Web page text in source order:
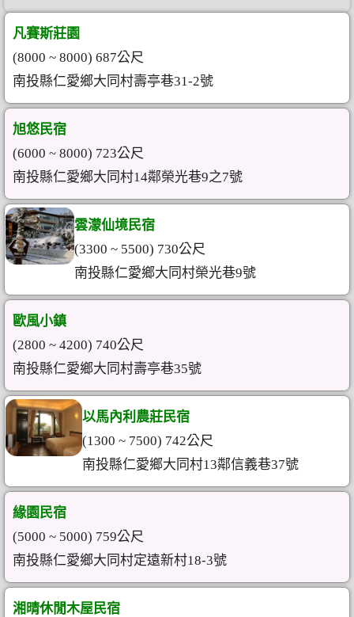
凡賽斯莊園
(8000 ~ 8000) 687公尺
南投縣仁愛鄉大同村壽亭巷31-2號
旭悠民宿
(6000 ~ 8000) 723公尺
南投縣仁愛鄉大同村14鄰榮光巷9之7號
雲濛仙境民宿
(3300 ~ 5500) 730公尺
南投縣仁愛鄉大同村榮光巷9號
歐風小鎮
(2800 ~ 4200) 740公尺
南投縣仁愛鄉大同村壽亭巷35號
以馬內利農莊民宿
(1300 ~ 7500) 742公尺
南投縣仁愛鄉大同村13鄰信義巷37號
緣園民宿
(5000 ~ 5000) 759公尺
南投縣仁愛鄉大同村定遠新村18-3號
湘晴休閒木屋民宿